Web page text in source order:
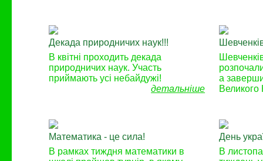
Декада природничих наук!!!
В квітні проходить декада
природничих наук. Участь
приймають усі небайдужі!
детальніше
а
Великого
Математика - це сила!
В рамках тиждня математики в
День
В